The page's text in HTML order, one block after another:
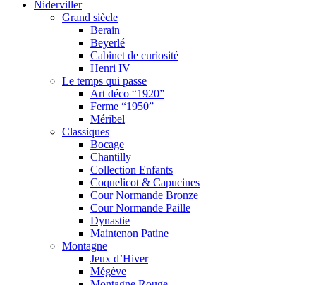
Niderviller
Grand siècle
Berain
Beyerlé
Cabinet de curiosité
Henri IV
Le temps qui passe
Art déco “1920”
Ferme “1950”
Méribel
Classiques
Bocage
Chantilly
Collection Enfants
Coquelicot & Capucines
Cour Normande Bronze
Cour Normande Paille
Dynastie
Maintenon Patine
Montagne
Jeux d’Hiver
Mégève